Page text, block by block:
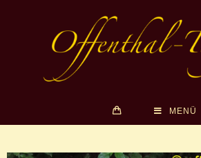
MENÜ